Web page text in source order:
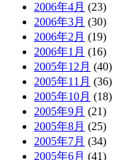
2006年4月 (23)
2006年3月 (30)
2006年2月 (19)
2006年1月 (16)
2005年12月 (40)
2005年11月 (36)
2005年10月 (18)
2005年9月 (21)
2005年8月 (25)
2005年7月 (34)
2005年6月 (41)